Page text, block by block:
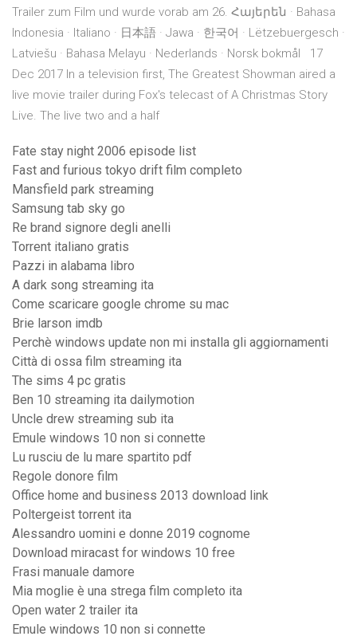
Trailer zum Film und wurde vorab am 26. Հայերեն · Bahasa
Indonesia · Italiano · 日本語 · Jawa · 한국어 · Lëtzebuergesch ·
Latviešu · Bahasa Melayu · Nederlands · Norsk bokmål 17
Dec 2017 In a television first, The Greatest Showman aired a
live movie trailer during Fox's telecast of A Christmas Story
Live. The live two and a half
Fate stay night 2006 episode list
Fast and furious tokyo drift film completo
Mansfield park streaming
Samsung tab sky go
Re brand signore degli anelli
Torrent italiano gratis
Pazzi in alabama libro
A dark song streaming ita
Come scaricare google chrome su mac
Brie larson imdb
Perchè windows update non mi installa gli aggiornamenti
Città di ossa film streaming ita
The sims 4 pc gratis
Ben 10 streaming ita dailymotion
Uncle drew streaming sub ita
Emule windows 10 non si connette
Lu rusciu de lu mare spartito pdf
Regole donore film
Office home and business 2013 download link
Poltergeist torrent ita
Alessandro uomini e donne 2019 cognome
Download miracast for windows 10 free
Frasi manuale damore
Mia moglie è una strega film completo ita
Open water 2 trailer ita
Emule windows 10 non si connette